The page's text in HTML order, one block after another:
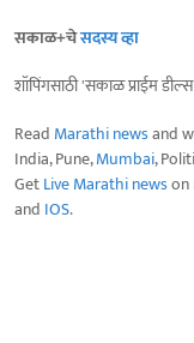
सकाळ+चेसदस्य व्हा
शॉपिंगसाठी 'सकाळ प्राईम
Read Marathi newsand
India, Pune,Mumbai,
GetLive Marathi newson
and IOS.